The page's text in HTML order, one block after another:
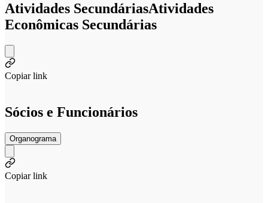
Atividades SecundáriasAtividades
Econômicas Secundárias
Copiar link
Sócios e Funcionários
Organograma
Copiar link